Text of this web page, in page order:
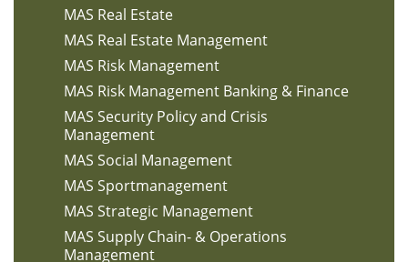
MAS Real Estate
MAS Real Estate Management
MAS Risk Management
MAS Risk Management Banking & Finance
MAS Security Policy and Crisis
Management
MAS Social Management
MAS Sportmanagement
MAS Strategic Management
MAS Supply Chain- & Operations
Management